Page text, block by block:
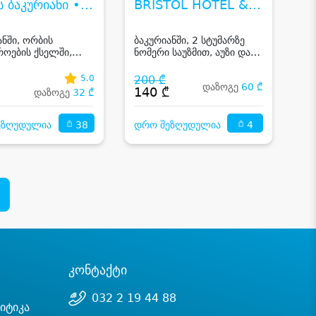
ბაკურიანი •
HOTEL
ორბის
ქსელში,
აუზით და საუნით
5.0
დაზოგე 32 ₾
38
BRISTOL HOTEL &
ბაკურიანში, 2 სტუმარზე
ნომერი საუზმით, აუზი და
200 ₾
140 ₾ დაზოგე 60 ₾
დრო შეზღუდულია 4
კონტაქტი
032 2 19 44 88